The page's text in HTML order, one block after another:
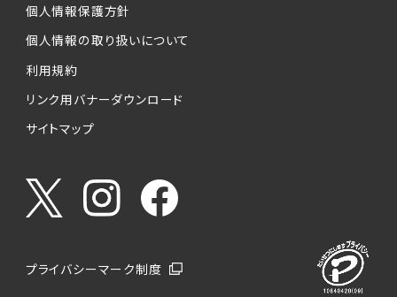
個人情報保護方針
個人情報の取り扱いについて
利用規約
リンク用バナーダウンロード
サイトマップ
プライバシーマーク制度